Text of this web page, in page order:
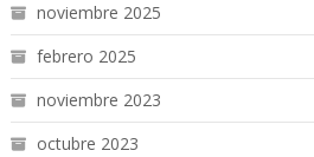
noviembre 2025
febrero 2025
noviembre 2023
octubre 2023